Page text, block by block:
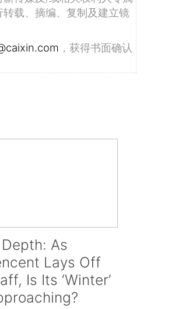
载、摘编、复制及建立镜
，获得书面确认
As
Lays Off
Is Its ‘Winter’